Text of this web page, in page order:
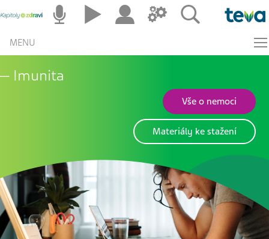
MENU
Imunita
Vše o nemoci
Materiály ke stažení